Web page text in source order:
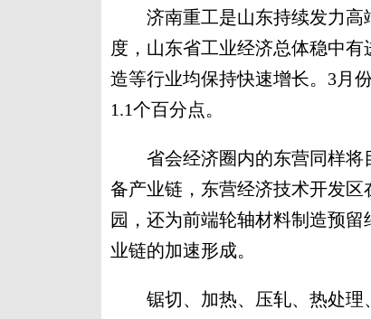
济南重工是山东持续发力高
度，山东省工业经济总体稳中
造等行业均保持快速增长。3月
1.1个百分点。
省会经济圈内的东营同样将
备产业链，东营经济技术开发
园，还为前端轮轴材料制造预
业链的加速形成。
锯切、加热、压轧、热处理